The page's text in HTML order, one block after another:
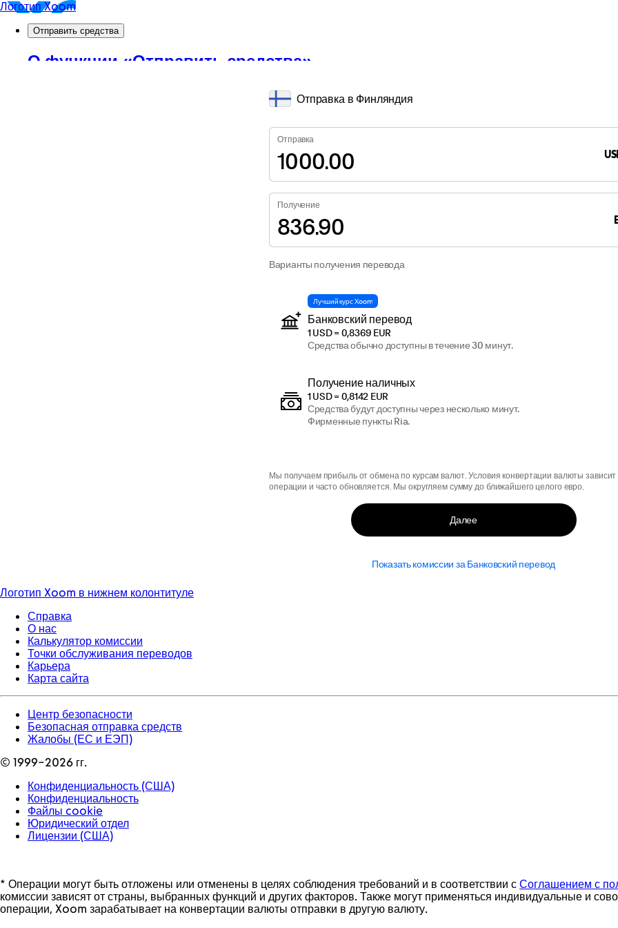
Отправка в Финляндия
Отправка
Получение
Варианты получения перевода
Лучший курс Xoom
Банковский перевод
1 USD = 0,8369 EUR
Средства обычно доступны в течение 30 минут.
Получение наличных
1 USD = 0,8142 EUR
Средства будут доступны через несколько минут.
Фирменные пункты Ria.
Мы получаем прибыль от обмена по курсам валют. Условия конвертации валюты зависит
операции и часто обновляется. Мы округляем сумму до ближайшего целого евро.
Далее
Показать комиссии за Банковский перевод